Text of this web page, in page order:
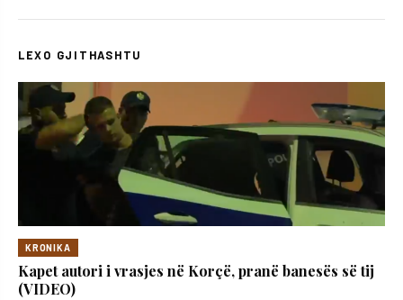
LEXO GJITHASHTU
KRONIKA
Kapet autori i vrasjes në Korçë, pranë banesës së tij
(VIDEO)